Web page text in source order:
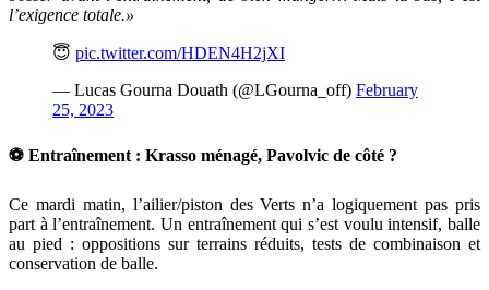
l’exigence totale.»
😇 pic.twitter.com/HDEN4H2jXI
— Lucas Gourna Douath (@LGourna_off) February
25, 2023
⚽️ Entraînement : Krasso ménagé, Pavolvic de côté ?
Ce mardi matin, l’ailier/piston des Verts n’a logiquement pas pris
part à l’entraînement. Un entraînement qui s’est voulu intensif, balle
au pied : oppositions sur terrains réduits, tests de combinaison et
conservation de balle.